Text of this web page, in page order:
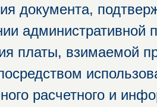
документа,
административной
платы, взимаемой
расчетного и